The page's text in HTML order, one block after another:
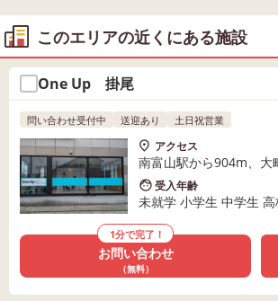
このエリアの近くにある施設
One Up 掛尾
問い合わせ受付中 送迎あり 土日祝営業
アクセス
南富山駅から904m、大
受入年齢
未就学 小学生 中学生 高
1分で完了！
お問い合わせ
（無料）